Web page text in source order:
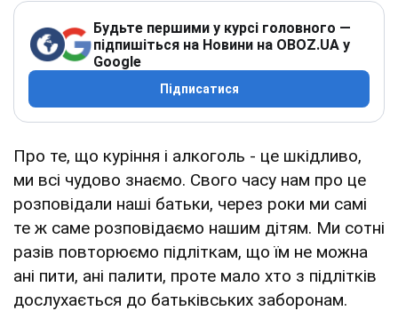
Будьте першими у курсі головного —
підпишіться на Новини на OBOZ.UA у
Google
Підписатися
Про те, що куріння і алкоголь - це шкідливо,
ми всі чудово знаємо. Свого часу нам про це
розповідали наші батьки, через роки ми самі
те ж саме розповідаємо нашим дітям. Ми сотні
разів повторюємо підліткам, що їм не можна
ані пити, ані палити, проте мало хто з підлітків
дослухається до батьківських заборонам.